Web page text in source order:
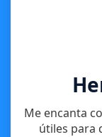
Me encanta
útiles para